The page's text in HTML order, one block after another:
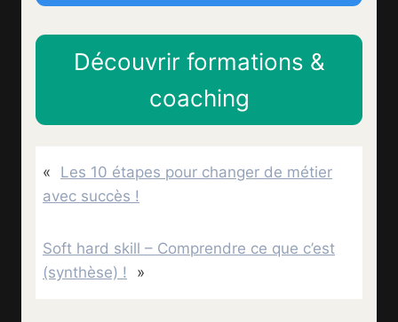
Découvrir formations &
coaching
«
Les 10 étapes pour changer de métier
avec succès !
Soft hard skill – Comprendre ce que c’est
(synthèse) !
»